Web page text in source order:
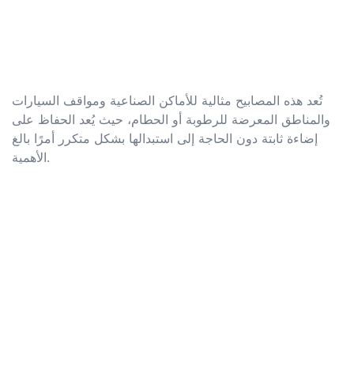
تُعد هذه المصابيح مثالية للأماكن الصناعية ومواقف السيارات
والمناطق المعرضة للرطوبة أو الحطام، حيث يُعد الحفاظ على
إضاءة ثابتة دون الحاجة إلى استبدالها بشكل متكرر أمرًا بالغ
الأهمية.